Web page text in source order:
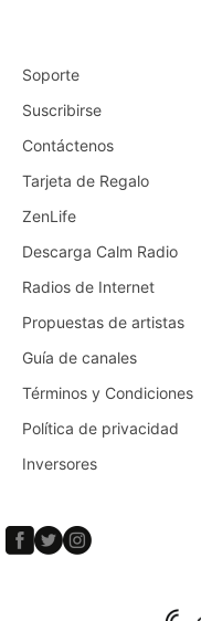
Soporte
Suscribirse
Contáctenos
Tarjeta de Regalo
ZenLife
Descarga Calm Radio
Radios de Internet
Propuestas de artistas
Guía de canales
Términos y Condiciones
Política de privacidad
Inversores